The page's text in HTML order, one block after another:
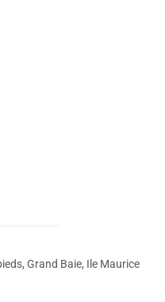
Grand Baie, Ile Maurice